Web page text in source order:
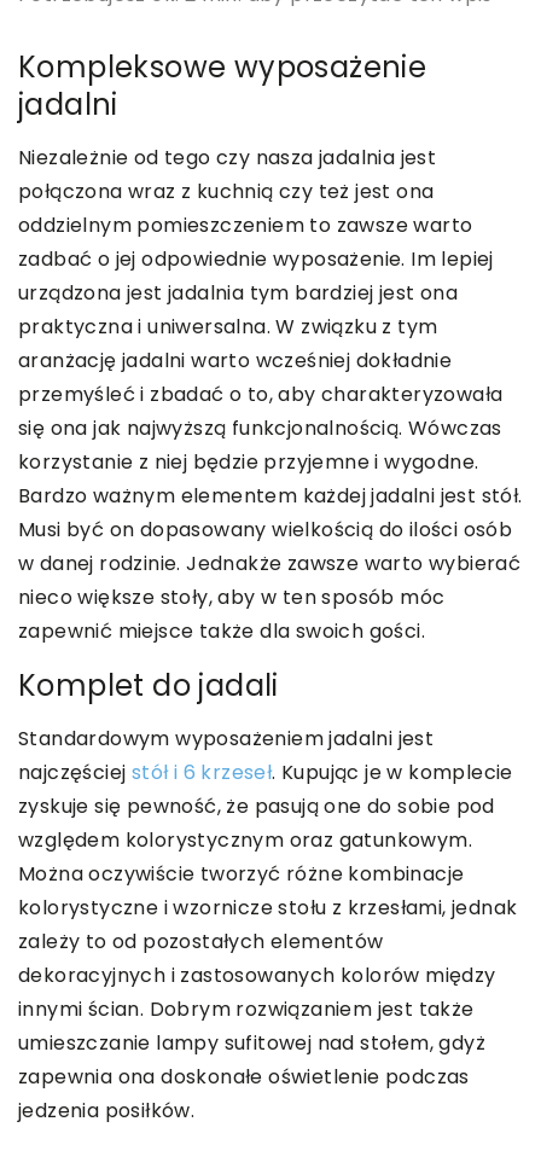
Kompleksowe wyposażenie
jadalni
Niezależnie od tego czy nasza jadalnia jest
połączona wraz z kuchnią czy też jest ona
oddzielnym pomieszczeniem to zawsze warto
zadbać o jej odpowiednie wyposażenie. Im lepiej
urządzona jest jadalnia tym bardziej jest ona
praktyczna i uniwersalna. W związku z tym
aranżację jadalni warto wcześniej dokładnie
przemyśleć i zbadać o to, aby charakteryzowała
się ona jak najwyższą funkcjonalnością. Wówczas
korzystanie z niej będzie przyjemne i wygodne.
Bardzo ważnym elementem każdej jadalni jest stół.
Musi być on dopasowany wielkością do ilości osób
w danej rodzinie. Jednakże zawsze warto wybierać
nieco większe stoły, aby w ten sposób móc
zapewnić miejsce także dla swoich gości.
Komplet do jadali
Standardowym wyposażeniem jadalni jest
najczęściej stół i 6 krzeseł. Kupując je w komplecie
zyskuje się pewność, że pasują one do sobie pod
względem kolorystycznym oraz gatunkowym.
Można oczywiście tworzyć różne kombinacje
kolorystyczne i wzornicze stołu z krzesłami, jednak
zależy to od pozostałych elementów
dekoracyjnych i zastosowanych kolorów między
innymi ścian. Dobrym rozwiązaniem jest także
umieszczanie lampy sufitowej nad stołem, gdyż
zapewnia ona doskonałe oświetlenie podczas
jedzenia posiłków.